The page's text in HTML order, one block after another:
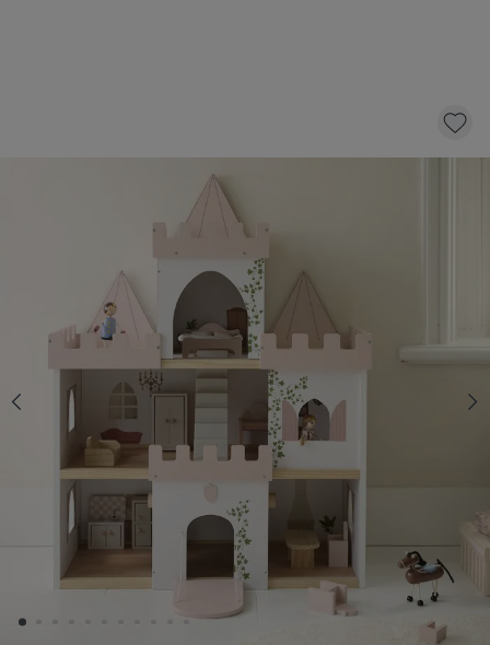
MAISON DE POUPÉE CHÂTEAU DE
PRINCESSE EN BOIS | FIGURINES ET 10
MEUBLES INCL. | ROSE
dont éco-participation 1,57
AJOUTER AU PANIER
En stock
Livraison rapide
En stock | Livraison rapide (2 à 5 jours